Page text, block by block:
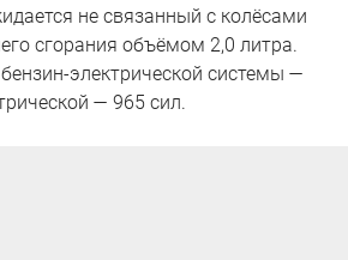
не связанный с колёсами
сгорания объёмом 2,0 литра.
электрической системы —
— 965 сил.